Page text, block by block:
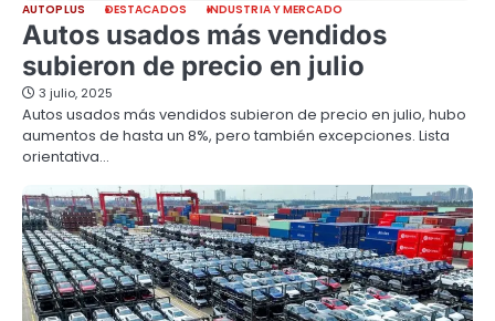
AUTOPLUS DESTACADOS INDUSTRIA Y MERCADO
Autos usados más vendidos
subieron de precio en julio
3 julio, 2025
Autos usados más vendidos subieron de precio en julio, hubo
aumentos de hasta un 8%, pero también excepciones. Lista
orientativa…